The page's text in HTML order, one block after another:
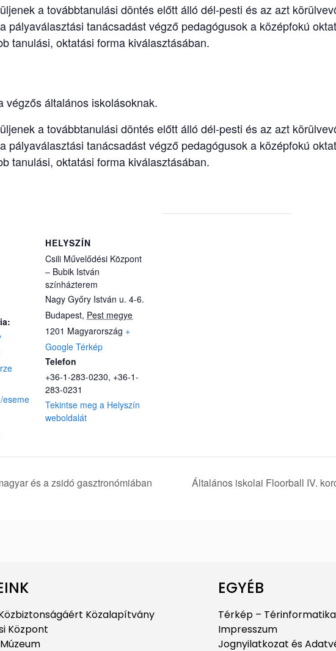
a továbbtanulási döntés előtt álló dél-pesti és az azt
pályaválasztási tanácsadást végző pedagógusok a középfokú
tanulási, oktatási forma kiválasztásában.
végzős általános iskolásoknak.
a továbbtanulási döntés előtt álló dél-pesti és az azt
pályaválasztási tanácsadást végző pedagógusok a középfokú
tanulási, oktatási forma kiválasztásában.
eseme
HELYSZÍN
Csili Művelődési Központ
– Bubik István
színházterem
Nagy Győry István u. 4-6.
Budapest, Pest megye
1201 Magyarország +
Google Térkép
Telefon
+36-1-283-0230, +36-1-
283-0231
Tekintse meg a Helyszín
weboldalát
és a zsidó gasztronómiában Általános iskolai Floorball IV.
Közalapítvány
Központ
EGYÉB
Térkép – Térinformatika
Impresszum
Jognyilatkozat és